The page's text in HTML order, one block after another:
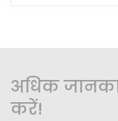
अधिक
करें!